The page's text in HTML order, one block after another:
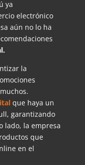
ya
electrónico
aún no lo ha
la
que haya un
garantizando
lado, la empresa
que
en el